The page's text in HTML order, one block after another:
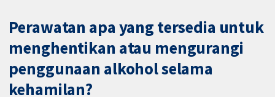
Perawatan apa yang tersedia untuk
menghentikan atau mengurangi
penggunaan alkohol selama
kehamilan?